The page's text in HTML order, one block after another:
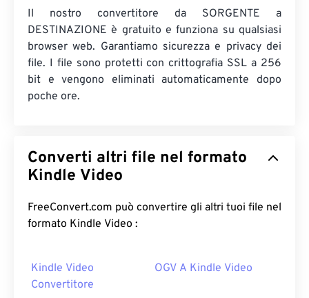
Il nostro convertitore da SORGENTE a
DESTINAZIONE è gratuito e funziona su qualsiasi
browser web. Garantiamo sicurezza e privacy dei
file. I file sono protetti con crittografia SSL a 256
bit e vengono eliminati automaticamente dopo
poche ore.
Converti altri file nel formato
Kindle Video
FreeConvert.com può convertire gli altri tuoi file nel
formato Kindle Video :
Kindle Video
Convertitore
OGV A Kindle Video